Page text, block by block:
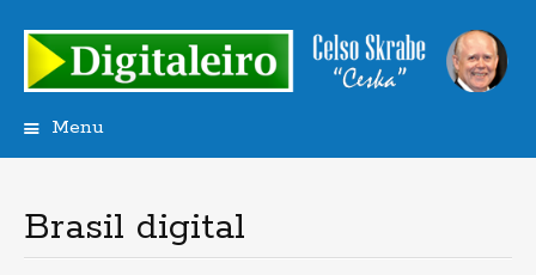
Menu
conteúdo
Brasil digital